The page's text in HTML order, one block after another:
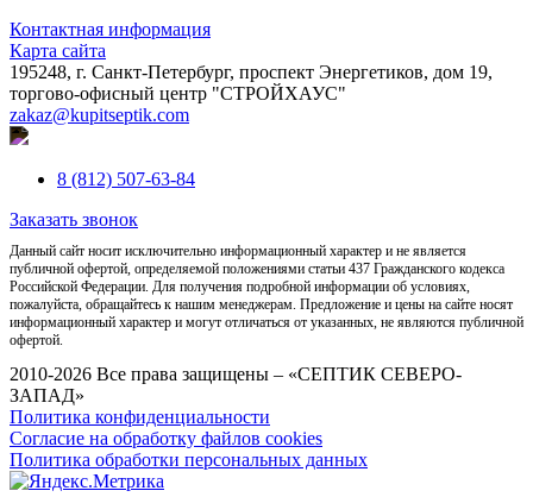
Контактная информация
Карта сайта
195248, г. Санкт-Петербург, проспект Энергетиков, дом 19,
торгово-офисный центр "СТРОЙХАУС"
zakaz@kupitseptik.com
8 (812) 507-63-84
Заказать звонок
Данный сайт носит исключительно информационный характер и не является
публичной офертой, определяемой положениями статьи 437 Гражданского кодекса
Российской Федерации. Для получения подробной информации об условиях,
пожалуйста, обращайтесь к нашим менеджерам. Предложение и цены на сайте носят
информационный характер и могут отличаться от указанных, не являются публичной
офертой.
2010-2026 Все права защищены – «СЕПТИК СЕВЕРО-
ЗАПАД»
Политика конфиденциальности
Согласие на обработку файлов cookies
Политика обработки персональных данных